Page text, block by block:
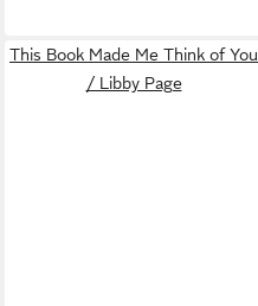
This Book Made Me Think of You
/ Libby Page